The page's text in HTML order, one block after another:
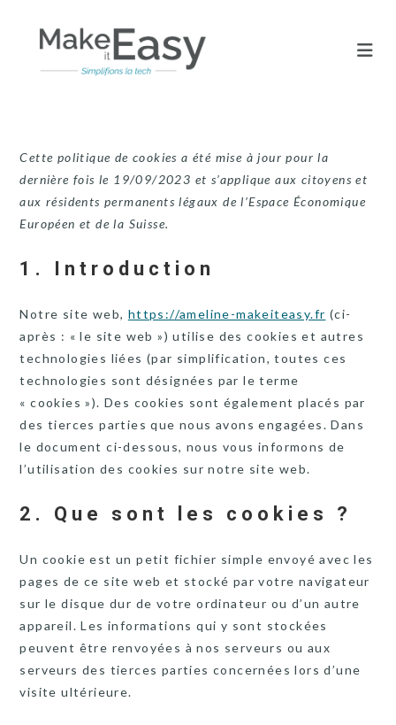
content
Cette politique de cookies a été mise à jour pour la
dernière fois le 19/09/2023 et s’applique aux citoyens et
aux résidents permanents légaux de l’Espace Économique
Européen et de la Suisse.
1. Introduction
Notre site web, https://ameline-makeiteasy.fr (ci-
après : « le site web ») utilise des cookies et autres
technologies liées (par simplification, toutes ces
technologies sont désignées par le terme
« cookies »). Des cookies sont également placés par
des tierces parties que nous avons engagées. Dans
le document ci-dessous, nous vous informons de
l’utilisation des cookies sur notre site web.
2. Que sont les cookies ?
Un cookie est un petit fichier simple envoyé avec les
pages de ce site web et stocké par votre navigateur
sur le disque dur de votre ordinateur ou d’un autre
appareil. Les informations qui y sont stockées
peuvent être renvoyées à nos serveurs ou aux
serveurs des tierces parties concernées lors d’une
visite ultérieure.